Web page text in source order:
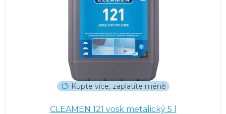
Kupte více, zaplatíte méně
CLEAMEN 121 vosk metalický 5 l